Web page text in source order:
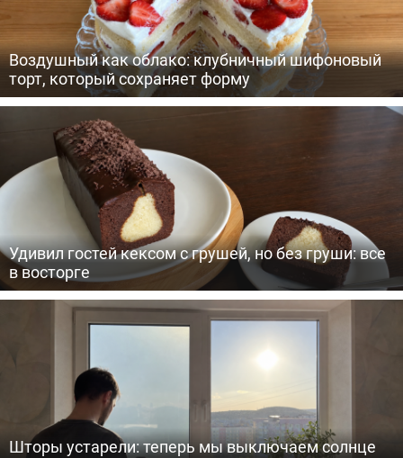
Воздушный как облако: клубничный шифоновый
торт, который сохраняет форму
Удивил гостей кексом с грушей, но без груши: все
в восторге
Шторы устарели: теперь мы выключаем солнце